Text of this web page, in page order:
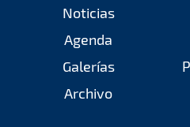
Noticias
Agenda
Galerías
Archivo